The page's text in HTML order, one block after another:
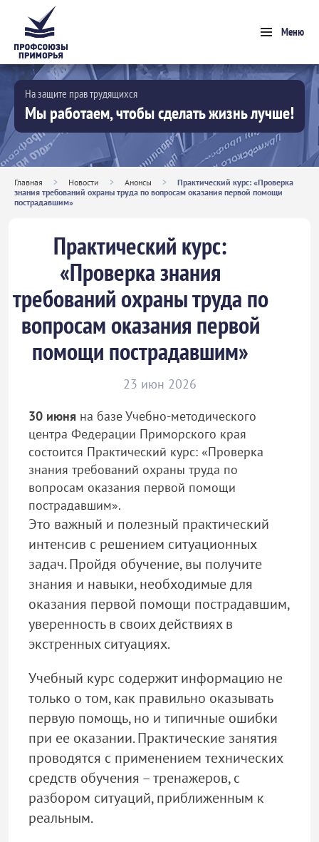
Меню
На защите прав трудящихся
Мы работаем, чтобы сделать жизнь лучше!
Главная > Новости > Анонсы >
Практический курс: «Проверка
знания требований охраны труда по вопросам оказания первой помощи
пострадавшим»
Практический курс:
«Проверка знания
требований охраны труда по
вопросам оказания первой
помощи пострадавшим»
23 июн 2026
30 июня на базе Учебно-методического
центра Федерации Приморского края
состоится Практический курс: «Проверка
знания требований охраны труда по
вопросам оказания первой помощи
пострадавшим».
Это важный и полезный практический
интенсив с решением ситуационных
задач. Пройдя обучение, вы получите
знания и навыки, необходимые для
оказания первой помощи пострадавшим,
уверенность в своих действиях в
экстренных ситуациях.
Учебный курс содержит информацию не
только о том, как правильно оказывать
первую помощь, но и типичные ошибки
при ее оказании. Практические занятия
проводятся с применением технических
средств обучения – тренажеров, с
разбором ситуаций, приближенным к
реальным.